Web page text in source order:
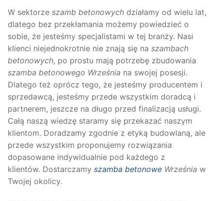
W sektorze szamb betonowych działamy od wielu lat,
dlatego bez przekłamania możemy powiedzieć o
sobie, że jesteśmy specjalistami w tej branży. Nasi
klienci niejednokrotnie nie znają się na szambach
betonowych, po prostu mają potrzebę zbudowania
szamba betonowego Września na swojej posesji.
Dlatego też oprócz tego, że jesteśmy producentem i
sprzedawcą, jesteśmy przede wszystkim doradcą i
partnerem, jeszcze na długo przed finalizacją usługi.
Całą naszą wiedzę staramy się przekazać naszym
klientom. Doradzamy zgodnie z etyką budowlaną, ale
przede wszystkim proponujemy rozwiązania
dopasowane indywidualnie pod każdego z
klientów. Dostarczamy szamba betonowe Września w
Twojej okolicy.